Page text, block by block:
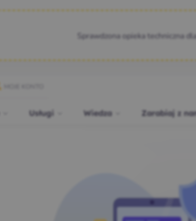
Sprawdzona opieka techniczna
Usługi Wiedza Zarabiaj z